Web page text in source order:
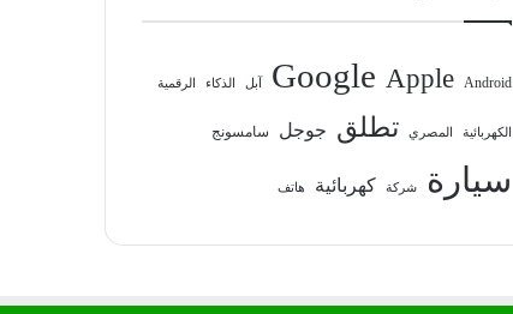
Android
Apple
Google آبل الذكاء الرقمية
الكهربائية المصري تطلق جوجل سامسونج
سيارة شركة كهربائية هاتف